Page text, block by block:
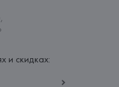
и скидках: